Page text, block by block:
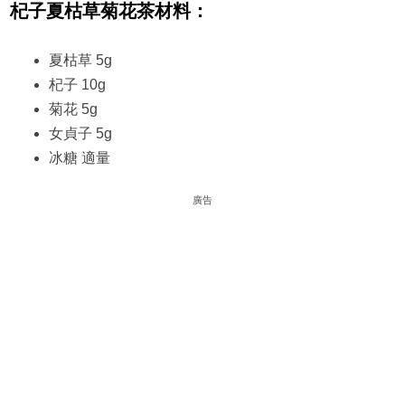
杞子夏枯草菊花茶材料：
夏枯草 5g
杞子 10g
菊花 5g
女貞子 5g
冰糖 適量
廣告